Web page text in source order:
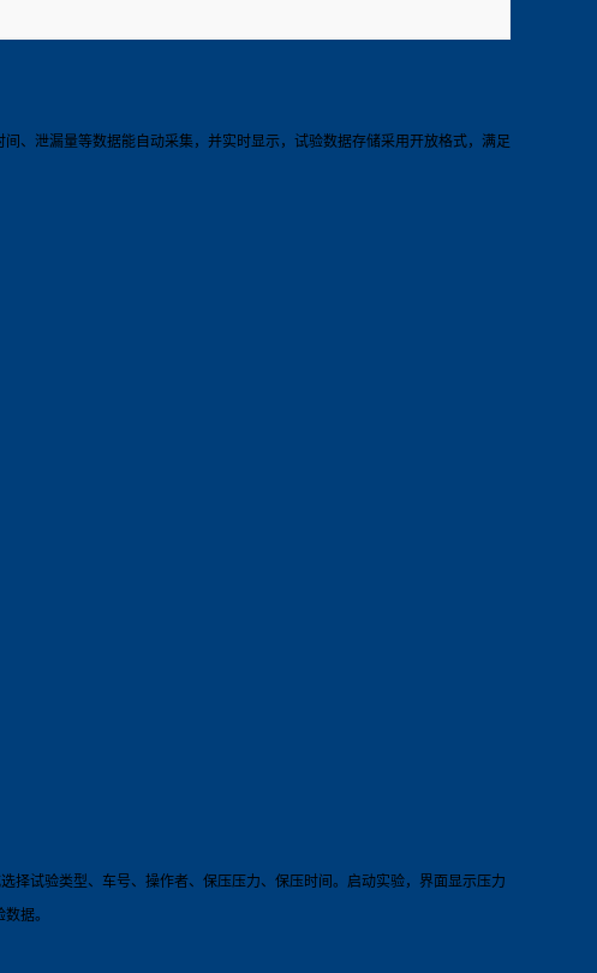
、泄漏量等数据能自动采集，并实时显示，试验数据存储采用开放格式，满足
择试验类型、车号、操作者、保压压力、保压时间。启动实验，界面显示压力
据。